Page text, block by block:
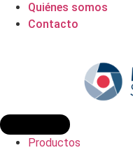
Quiénes somos
Contacto
Productos